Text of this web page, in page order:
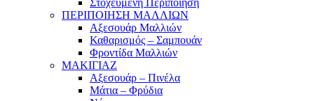
Στοχευμένη Περιποίηση
ΠΕΡΙΠΟΙΗΣΗ ΜΑΛΛΙΩΝ
Αξεσουάρ Μαλλιών
Καθαρισμός – Σαμπουάν
Φροντίδα Μαλλιών
ΜΑΚΙΓΙΑΖ
Αξεσουάρ – Πινέλα
Μάτια – Φρύδια